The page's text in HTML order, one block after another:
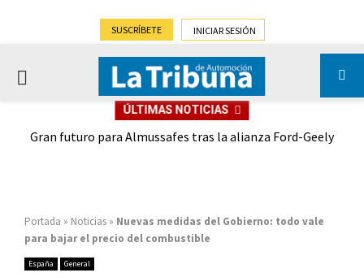
SUSCRÍBETE INICIAR SESIÓN
PRIMARY
ÚLTIMAS NOTICIAS
Gran futuro para Almussafes tras la alianza Ford-Geely
Portada » Noticias » Nuevas medidas del Gobierno: todo vale
para bajar el precio del combustible
España General